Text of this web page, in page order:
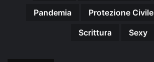
Pandemia
Protezione Civile
Scrittura
Sexy